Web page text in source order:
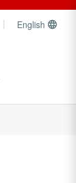
English